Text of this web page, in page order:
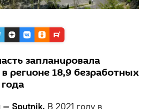
запланировала
регионе 18,9 безработных
Sputnik. В 2021 году в